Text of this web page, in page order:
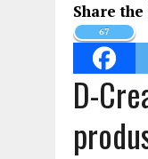
Share
67
D-